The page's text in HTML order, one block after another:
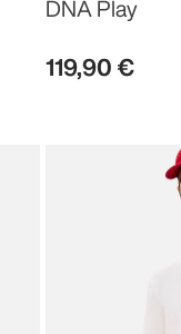
DNA Play
119,90 €